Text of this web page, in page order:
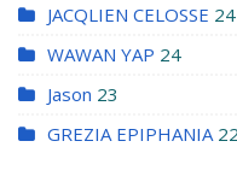
JACQLIEN CELOSSE 24
WAWAN YAP 24
Jason 23
GREZIA EPIPHANIA 22